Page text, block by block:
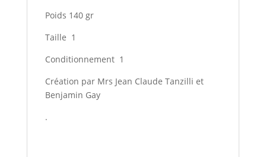
Poids 140 gr
Taille 1
Conditionnement 1
Création par Mrs Jean Claude Tanzilli et
Benjamin Gay
.